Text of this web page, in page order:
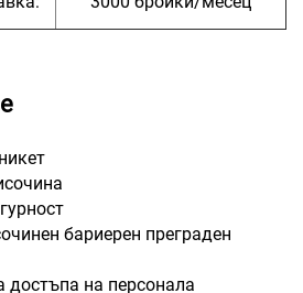
бариерен преграден
достъпа на персонала